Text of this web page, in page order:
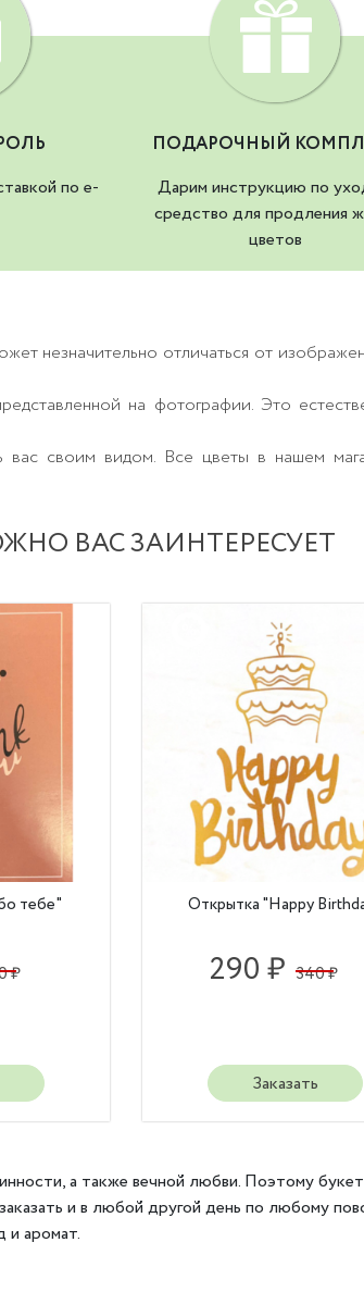
по e-
ПОДАРОЧНЫЙ
Дарим инструкцию по
средство для продления
цветов
незначительно отличаться от
на фотографии. Это
своим видом. Все цветы в нашем
ВАС ЗАИНТЕРЕСУЕТ
тебе"
₽
Открытка "Happy
290 ₽ 340 ₽
Заказать
а также вечной любви. Поэтому
и в любой другой день по любому
и аромат.